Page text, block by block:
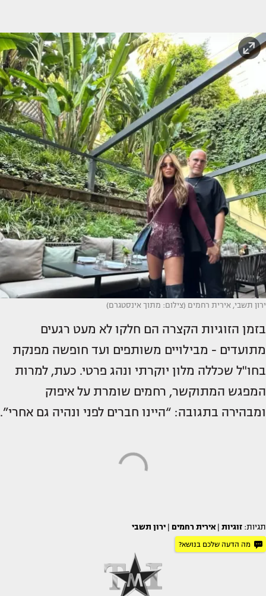
ירון תשבי, אירית רחמים (צילום: מתוך אינסטגרם)
בזמן הזוגיות הקצרה הם חלקו לא מעט רגעים
מתועדים - מבילויים משותפים ועד חופשה מפנקת
בחו"ל שכללה מלון יוקרתי ונהג פרטי. כעת, למרות
המפגש המתוקשר, רחמים שומרת על איפוק
ומבהירה בתגובה: “היינו חברים לפני ונהיה גם אחרי”.
תגיות: זוגיות אירית רחמים ירון תשבי
מה הדעה שלכם בנושא?